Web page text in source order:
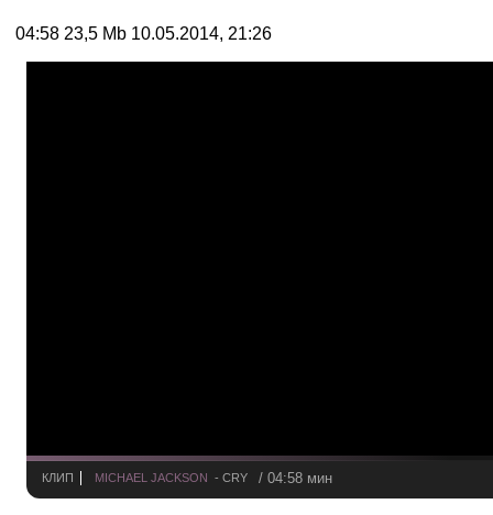
04:58 23,5 Mb 10.05.2014, 21:26
КЛИП MICHAEL JACKSON - CRY / 04:58 мин